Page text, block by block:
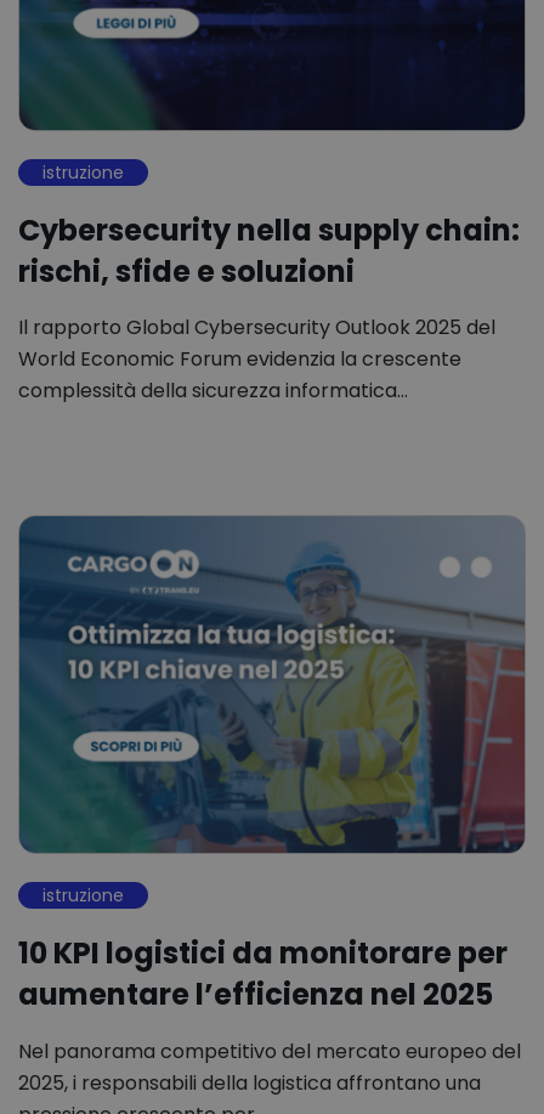
istruzione
Cybersecurity nella supply chain:
rischi, sfide e soluzioni
Il rapporto Global Cybersecurity Outlook 2025 del
World Economic Forum evidenzia la crescente
complessità della sicurezza informatica…
istruzione
10 KPI logistici da monitorare per
aumentare l’efficienza nel 2025
Nel panorama competitivo del mercato europeo del
2025, i responsabili della logistica affrontano una